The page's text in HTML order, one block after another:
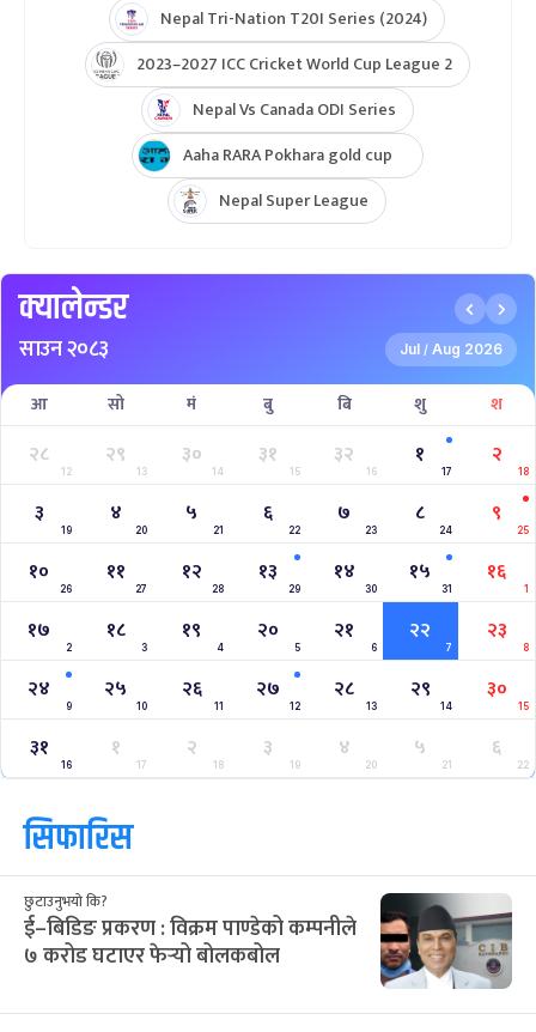
Nepal Tri-Nation T20I Series (2024)
2023–2027 ICC Cricket World Cup League 2
Nepal Vs Canada ODI Series
Aaha RARA Pokhara gold cup
Nepal Super League
क्यालेन्डर
साउन २०८३ Jul / Aug 2026
आ सो मं बु बि शु श
२८
12
२९
13
३०
14
३१
15
३२
16
१
17
२
18
३
19
४
20
५
21
६
22
७
23
८
24
९
25
१०
26
११
27
१२
28
१३
29
१४
30
१५
31
१६
1
१७
2
१८
3
१९
4
२०
5
२१
6
२२
7
२३
8
२४
9
२५
10
२६
11
२७
12
२८
13
२९
14
३०
15
३१
16
१
17
२
18
३
19
४
20
५
21
६
22
सिफारिस
छुटाउनुभयो कि?
ई–बिडिङ प्रकरण : विक्रम पाण्डेको कम्पनीले
७ करोड घटाएर फेर्‍यो बोलकबोल